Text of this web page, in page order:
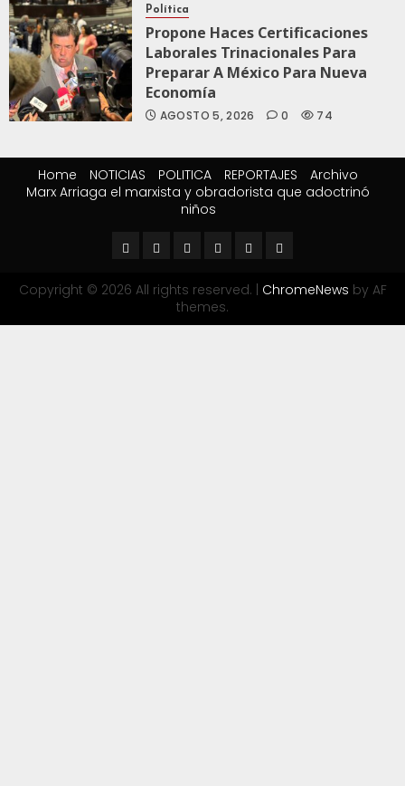
Política
Propone Haces Certificaciones
Laborales Trinacionales Para
Preparar A México Para Nueva
Economía
AGOSTO 5, 2026 0 74
Home NOTICIAS POLITICA REPORTAJES
Archivo
Marx Arriaga el marxista y obradorista que adoctrinó
niños
Copyright © 2026 All rights reserved. | ChromeNews by AF
themes.